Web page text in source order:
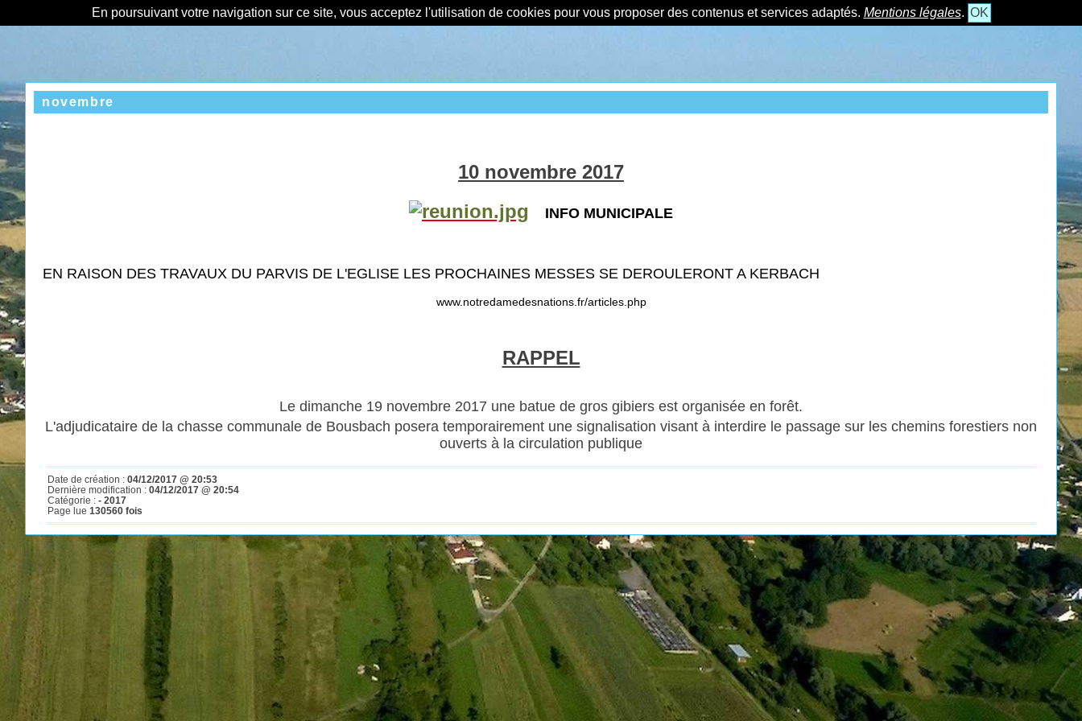
En poursuivant votre navigation sur ce site, vous acceptez l'utilisation de cookies pour vous proposer des contenus et services adaptés. Mentions légales. OK
novembre
10 novembre 2017
INFO MUNICIPALE
EN RAISON DES TRAVAUX DU PARVIS DE L'EGLISE LES PROCHAINES MESSES SE DEROULERONT A KERBACH
www.notredamedesnations.fr/articles.php
RAPPEL
Le dimanche 19 novembre 2017 une batue de gros gibiers est organisée en forêt.
L'adjudicataire de la chasse communale de Bousbach posera temporairement une signalisation visant à interdire le passage sur les chemins forestiers non
ouverts à la circulation publique
Date de création : 04/12/2017 @ 20:53
Dernière modification : 04/12/2017 @ 20:54
Catégorie : - 2017
Page lue 130560 fois